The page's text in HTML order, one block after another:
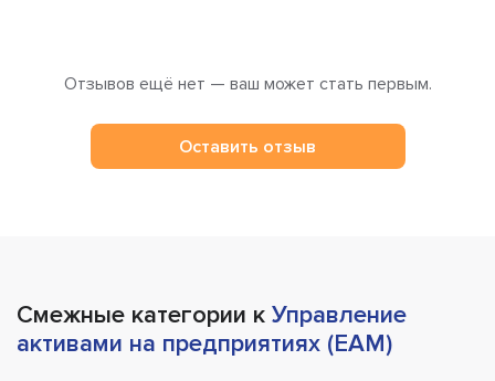
Отзывов ещё нет — ваш может стать первым.
Оставить отзыв
Смежные категории к Управление
активами на предприятиях (EAM)